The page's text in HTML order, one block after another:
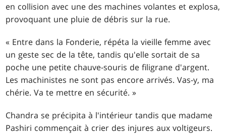
en collision avec une des machines volantes et explosa,
provoquant une pluie de débris sur la rue.
« Entre dans la Fonderie, répéta la vieille femme avec
un geste sec de la tête, tandis qu'elle sortait de sa
poche une petite chauve-souris de filigrane d'argent.
Les machinistes ne sont pas encore arrivés. Vas-y, ma
chérie. Va te mettre en sécurité. »
Chandra se précipita à l'intérieur tandis que madame
Pashiri commençait à crier des injures aux voltigeurs.